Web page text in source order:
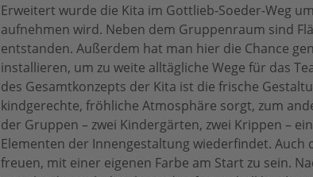
Erweitert wurde die Kita im Gottlieb-Soeder-Weg
aufnehmen wird. Neben dem Gruppenraum sind
entstanden. Außerdem hat man hier die Chance
installieren, um zu weite alltägliche Wege für das
des Gesamtkonzepts der Kita ist die frische
kindgerechte, fröhliche Atmosphäre sorgt, zum
der Gruppen – zwei Kindergärten, zwei Krippen –
Elementen der Innengestaltung wiederfindet.
freuen, mit einer eigenen Farbe am Start zu sein.